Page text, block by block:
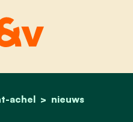
achel nieuws
wandelen met wouter